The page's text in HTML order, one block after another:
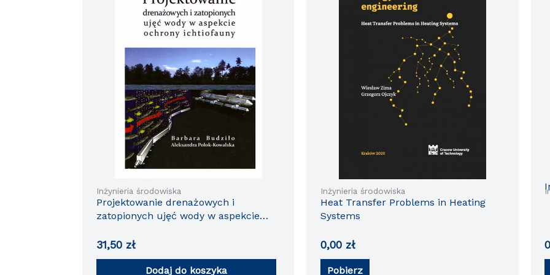
Inżynieria środowiska
Projektowanie drenażowych i
zatopionych ujęć wody w aspekcie
31,50 zł
Dodaj do koszyka
Inżynieria środowiska
Heat Transfer Problems in Heating
Systems
0,00 zł
Pobierz